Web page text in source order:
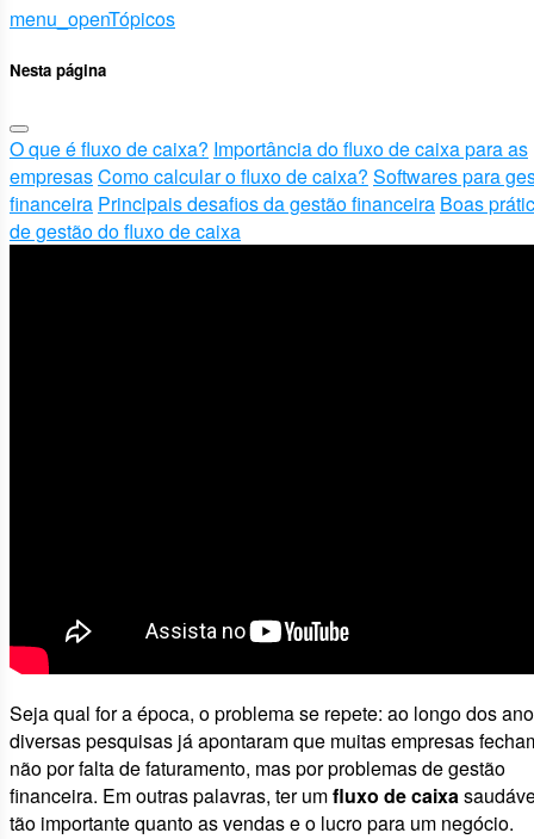
menu_openTópicos
Nesta página
O que é fluxo de caixa? Importância do fluxo de caixa para as
empresasComo calcular o fluxo de caixa? Softwares para
financeira Principais desafios da gestão financeira Boas
de gestão do fluxo de caixa
Seja qual for a época, o problema se repete: ao longo dos
diversas pesquisas já apontaram que muitas empresas
não por falta de faturamento, mas por problemas de gestão
financeira. Em outras palavras, ter umfluxo de caixa
tão importante quanto as vendas e o lucro para um negócio.